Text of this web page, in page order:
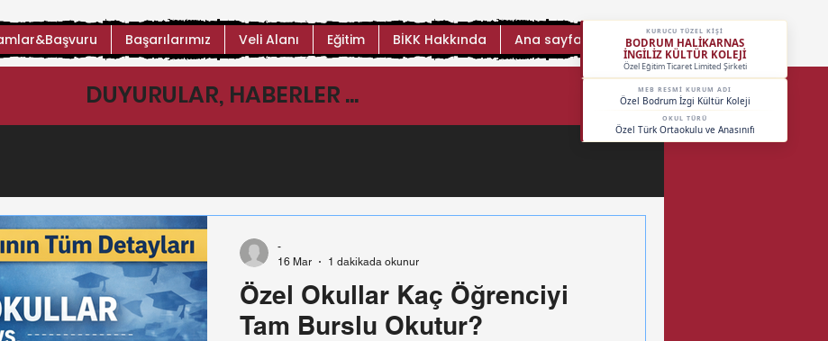
KURUCU TÜZEL KİŞİ
BODRUM HALİKARNAS
İNGİLİZ KÜLTÜR KOLEJİ
Özel Eğitim Ticaret Limited Şirketi
MEB RESMİ KURUM ADI
Özel Bodrum İzgi Kültür Koleji
OKUL TÜRÜ
Özel Türk Ortaokulu ve Anasınıfı
Ana sayfa
BİKK Hakkında
Eğitim
Veli Alanı
Başarılarımız
DUYURULAR, HABERLER ...
Özel Okullar Kaç Öğrenciyi
Tam Burslu Okutur?
-
16 Mar
1 dakikada okunur